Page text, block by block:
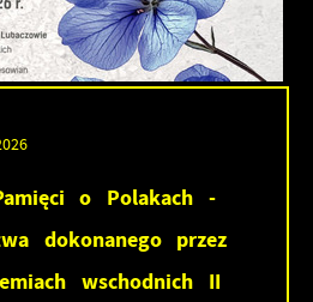
o Polakach -
dokonanego przez
wschodnich II